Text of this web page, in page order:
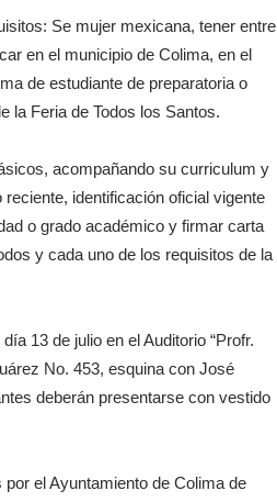
Se mujer mexicana, tener entre
en el municipio de Colima, en el
de estudiante de preparatoria o
la Feria de Todos los Santos.
acompañando su curriculum y
identificación oficial vigente
o grado académico y firmar carta
y cada uno de los requisitos de la
13 de julio en el Auditorio “Profr.
No. 453, esquina con José
deberán presentarse con vestido
el Ayuntamiento de Colima de